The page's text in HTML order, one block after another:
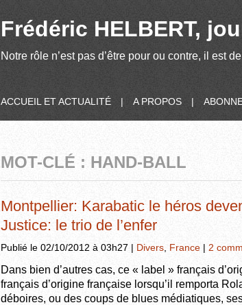
Frédéric HELBERT,
Notre rôle n’est pas d’être pour ou contre, il est
ACCUEIL ET ACTUALITÉ | A PROPOS |
MOT-CLÉ : HAND-BALL
Montpellier: Karabatic le héros
Justice: le trio de l’enfer
Publié le 02/10/2012 à 03h27 | Divers France | 2
Dans bien d’autres cas, ce « label » français
français d’origine française lorsqu’il remporta
déboires, ou des coups de blues médiatiques,